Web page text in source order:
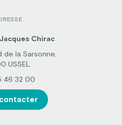
Chirac
de la Sarsonne,
USSEL
46 32 00